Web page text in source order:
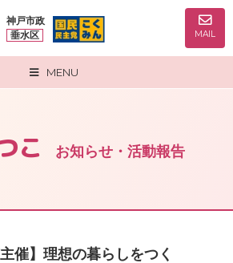
神戸市政
垂水区
MAIL
MENU
こ お知らせ・活動報告
催】理想の暮らしをつく